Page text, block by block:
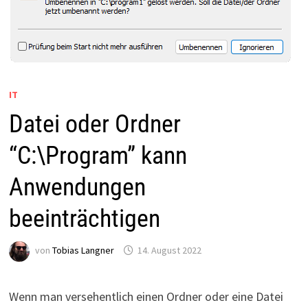
IT
Datei oder Ordner
“C:\Program” kann
Anwendungen
beeinträchtigen
von Tobias Langner 14. August 2022
Wenn man versehentlich einen Ordner oder eine Datei